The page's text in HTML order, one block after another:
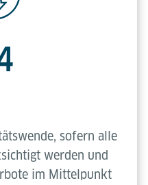
sofern alle
werden und
im Mittelpunkt